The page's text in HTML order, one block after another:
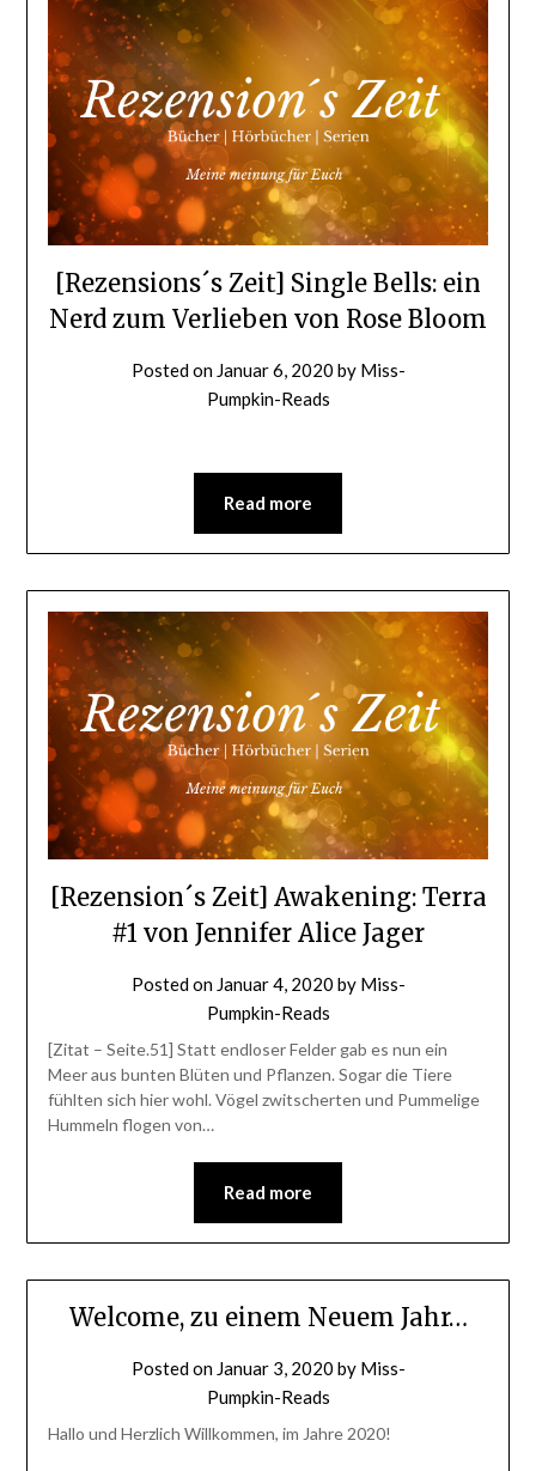
[Rezensions´s Zeit] Single Bells: ein
Nerd zum Verlieben von Rose Bloom
Posted on Januar 6, 2020 by Miss-
Pumpkin-Reads
Read more
[Rezension´s Zeit] Awakening: Terra
#1 von Jennifer Alice Jager
Posted on Januar 4, 2020 by Miss-
Pumpkin-Reads
[Zitat – Seite.51] Statt endloser Felder gab es nun ein
Meer aus bunten Blüten und Pflanzen. Sogar die Tiere
fühlten sich hier wohl. Vögel zwitscherten und Pummelige
Hummeln flogen von…
Read more
Welcome, zu einem Neuem Jahr…
Posted on Januar 3, 2020 by Miss-
Pumpkin-Reads
Hallo und Herzlich Willkommen, im Jahre 2020!